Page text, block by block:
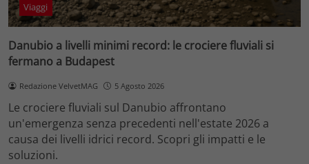
Viaggi
Danubio a livelli minimi record: le crociere fluviali si
fermano a Budapest
Redazione VelvetMAG 5 Agosto 2026
Le crociere fluviali sul Danubio affrontano
un'emergenza senza precedenti nell'estate 2026 a
causa dei livelli idrici record. Scopri gli impatti e le
soluzioni.